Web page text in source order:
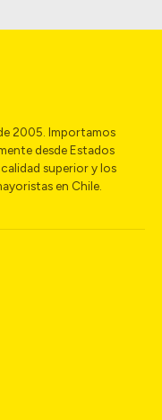
2005. Importamos
desde Estados
superior y los
en Chile.